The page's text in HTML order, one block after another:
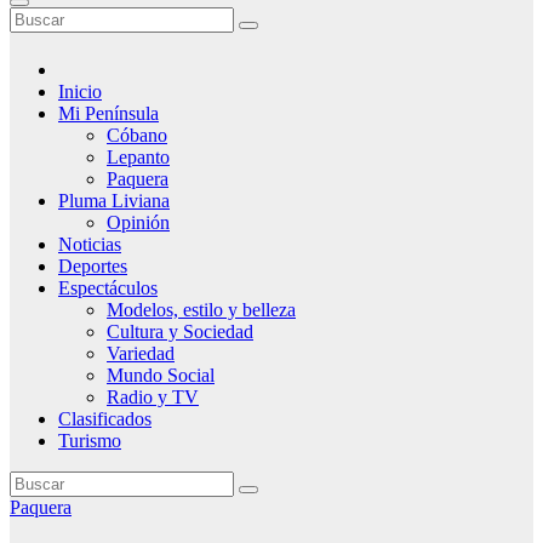
Inicio
Mi Península
Cóbano
Lepanto
Paquera
Pluma Liviana
Opinión
Noticias
Deportes
Espectáculos
Modelos, estilo y belleza
Cultura y Sociedad
Variedad
Mundo Social
Radio y TV
Clasificados
Turismo
Paquera